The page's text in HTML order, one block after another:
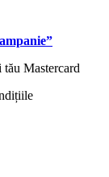
Mastercard